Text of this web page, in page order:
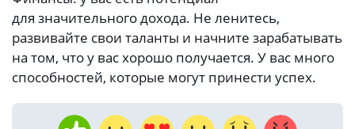
для значительного дохода. Не ленитесь,
развивайте свои таланты и начните зарабатывать
на том, что у вас хорошо получается. У вас много
способностей, которые могут принести успех.